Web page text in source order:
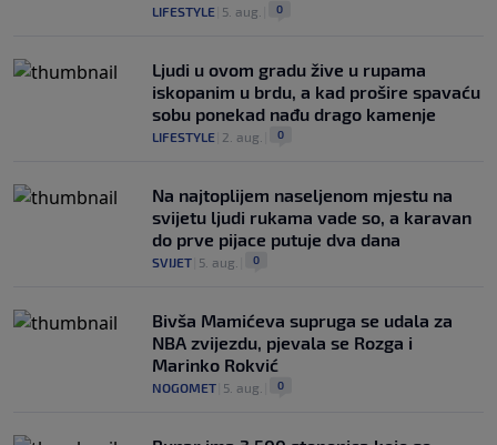
LIFESTYLE 5. aug. 0
Ljudi u ovom gradu žive u rupama
iskopanim u brdu, a kad prošire spavaću
sobu ponekad nađu drago kamenje
LIFESTYLE 2. aug. 0
Na najtoplijem naseljenom mjestu na
svijetu ljudi rukama vade so, a karavan
do prve pijace putuje dva dana
SVIJET 5. aug. 0
Bivša Mamićeva supruga se udala za
NBA zvijezdu, pjevala se Rozga i
Marinko Rokvić
NOGOMET 5. aug. 0